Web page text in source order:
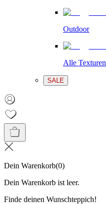
Outdoor
Alle Texturen
SALE
Dein Warenkorb(0)
Dein Warenkorb ist leer.
Finde deinen Wunschteppich!